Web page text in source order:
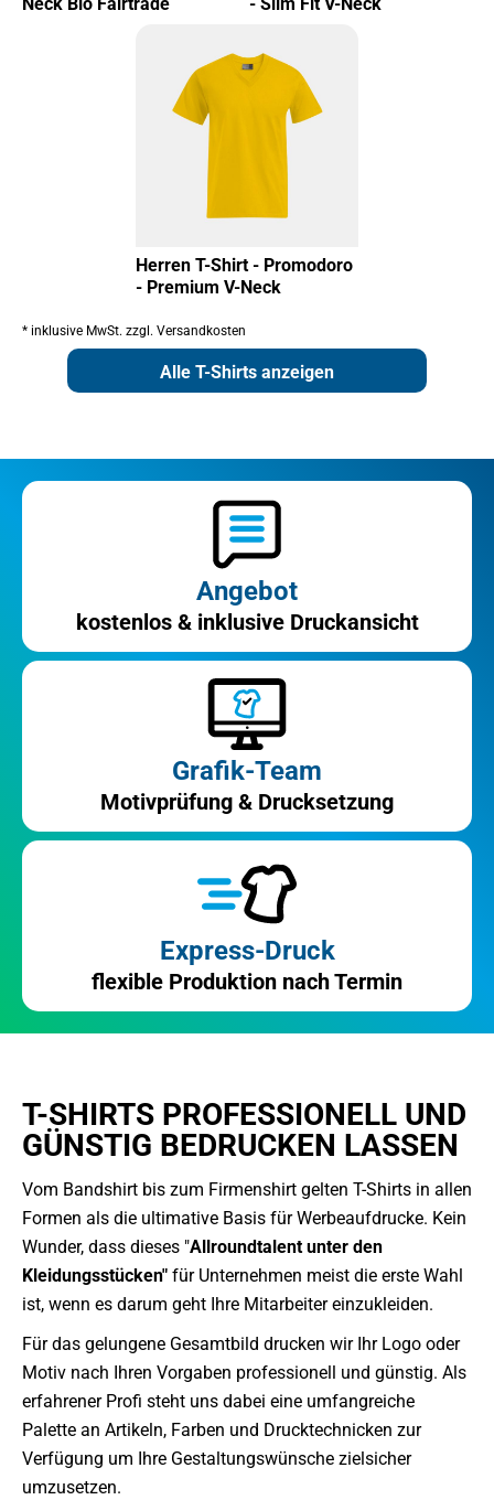
Herren T-Shirt - Promodoro
- Premium V-Neck
* inklusive MwSt. zzgl. Versandkosten
Alle T-Shirts anzeigen
Angebot
kostenlos & inklusive Druckansicht
Grafik-Team
Motivprüfung & Drucksetzung
Express-Druck
flexible Produktion nach Termin
T-SHIRTS PROFESSIONELL UND
GÜNSTIG BEDRUCKEN LASSEN
Vom Bandshirt bis zum Firmenshirt gelten T-Shirts in allen
Formen als die ultimative Basis für Werbeaufdrucke. Kein
Wunder, dass dieses "Allroundtalent unter den
Kleidungsstücken" für Unternehmen meist die erste Wahl
ist, wenn es darum geht Ihre Mitarbeiter einzukleiden.
Für das gelungene Gesamtbild drucken wir Ihr Logo oder
Motiv nach Ihren Vorgaben professionell und günstig. Als
erfahrener Profi steht uns dabei eine umfangreiche
Palette an Artikeln, Farben und Drucktechnicken zur
Verfügung um Ihre Gestaltungswünsche zielsicher
umzusetzen.